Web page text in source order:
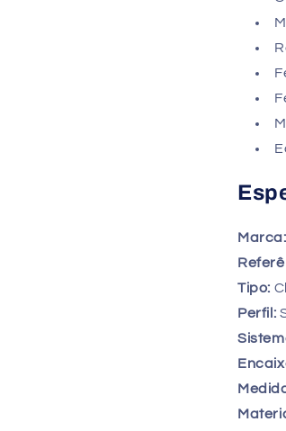
Marca:
Tipo:
Perfil: